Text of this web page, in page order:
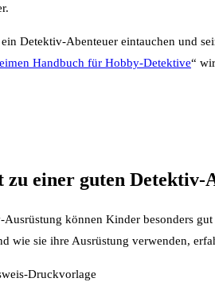
Detektiv-Abenteuer eintauchen und
Handbuch für Hobby-Detektive“
zu einer guten
können Kinder besonders
wie sie ihre Ausrüstung verwenden,
Druckvorlage